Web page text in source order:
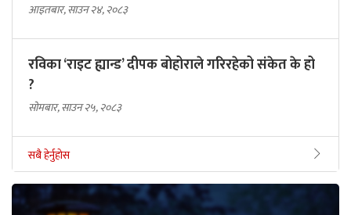
आइतबार, साउन २४, २०८३
रविका ‘राइट ह्यान्ड’ दीपक बोहोराले गरिरहेको संकेत के हो
?
सोमबार, साउन २५, २०८३
सबै हेर्नुहोस